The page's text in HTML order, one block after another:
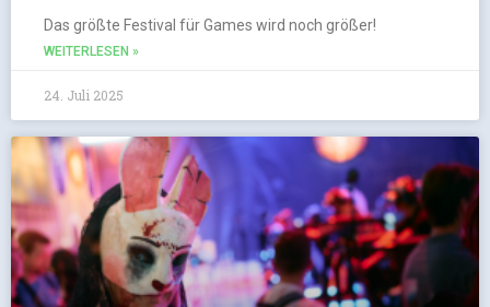
Das größte Festival für Games wird noch größer!
WEITERLESEN »
24. Juli 2025